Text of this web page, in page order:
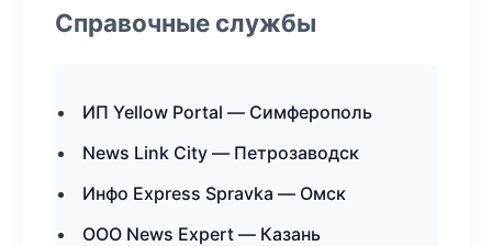
Справочные службы
ИП Yellow Portal — Симферополь
News Link City — Петрозаводск
Инфо Express Spravka — Омск
ООО News Expert — Казань